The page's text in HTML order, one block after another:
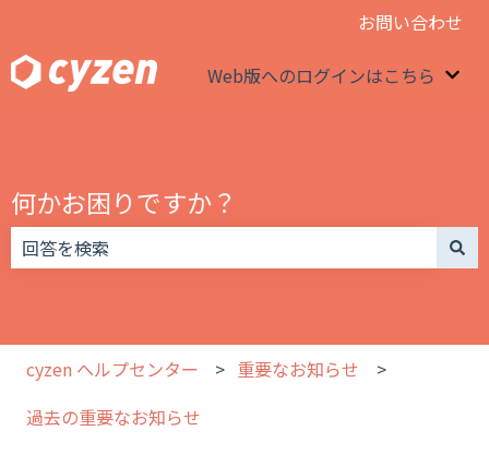
お問い合わせ
Web版へのログインはこちら
何かお困りですか？
cyzen ヘルプセンター
重要なお知らせ
過去の重要なお知らせ